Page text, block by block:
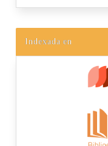
Indexada en